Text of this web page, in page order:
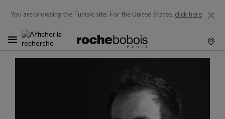
You are browsing the Tunisie site. For the United States, click here